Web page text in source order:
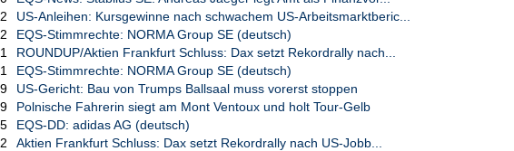
als Folge der BaFin-Untersuchungen sind zum jetzigen
und wir verstehen nicht, warum der Vorstand diese Entscheidung noch
mis/men
Trader News von dpa-AFX
US-Anleihen: Kursgewinne nach schwachem US-Arbeitsmarktberic...
EQS-Stimmrechte: NORMA Group SE (deutsch)
ROUNDUP/Aktien Frankfurt Schluss: Dax setzt Rekordrally nach...
EQS-Stimmrechte: NORMA Group SE (deutsch)
US-Gericht: Bau von Trumps Ballsaal muss vorerst stoppen
Polnische Fahrerin siegt am Mont Ventoux und holt Tour-Gelb
EQS-DD: adidas AG (deutsch)
Aktien Frankfurt Schluss: Dax setzt Rekordrally nach US-Jobb...